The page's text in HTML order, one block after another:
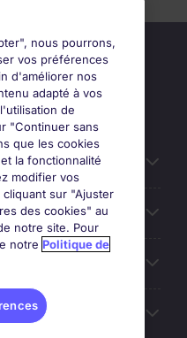
nous pourrons,
vos préférences
d'améliorer nos
adapté à vos
de
"Continuer sans
que les cookies
la fonctionnalité
modifier vos
sur "Ajuster
des cookies" au
notre site. Pour
notre Politique de